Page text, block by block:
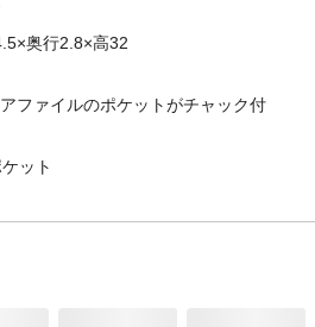
奥行2.8×高32
ファイルのポケットがチャック付
ット